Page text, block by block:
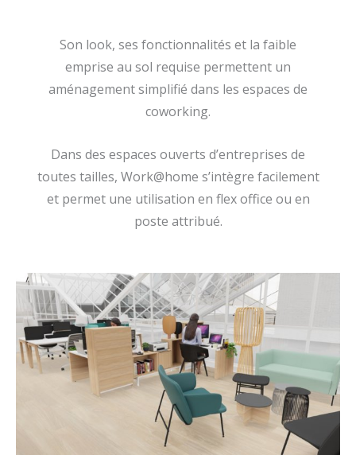
Son look, ses fonctionnalités et la faible
emprise au sol requise permettent un
aménagement simplifié dans les espaces de
coworking.
Dans des espaces ouverts d’entreprises de
toutes tailles, Work@home s’intègre facilement
et permet une utilisation en flex office ou en
poste attribué.